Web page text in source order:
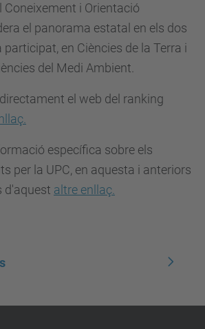
Coneixement i Orientació
el panorama estatal en els dos
en Ciències de la Terra i
del Medi Ambient.
el web del ranking
específica sobre els
per la UPC, en aquesta i anteriors
d'aquest altre enllaç.